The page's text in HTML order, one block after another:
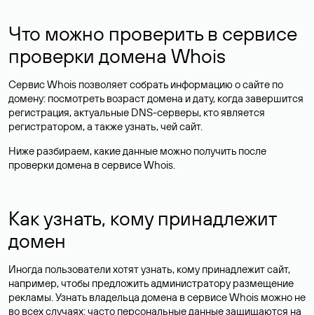
Что можно проверить в сервисе
проверки домена Whois
Сервис Whois позволяет собрать информацию о сайте по
домену: посмотреть возраст домена и дату, когда завершится
регистрация, актуальные DNS-серверы, кто является
регистратором, а также узнать, чей сайт.
Ниже разбираем, какие данные можно получить после
проверки домена в сервисе Whois.
Как узнать, кому принадлежит
домен
Иногда пользователи хотят узнать, кому принадлежит сайт,
например, чтобы предложить администратору размещение
рекламы. Узнать владельца домена в сервисе Whois можно не
во всех случаях: часто персональные данныезащищаются на